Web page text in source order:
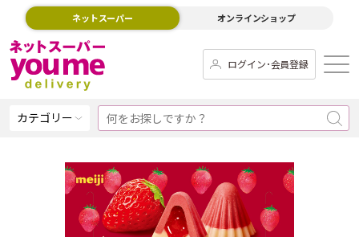
ネットスーパー オンラインショップ
ログイン･会員登録
カテゴリー